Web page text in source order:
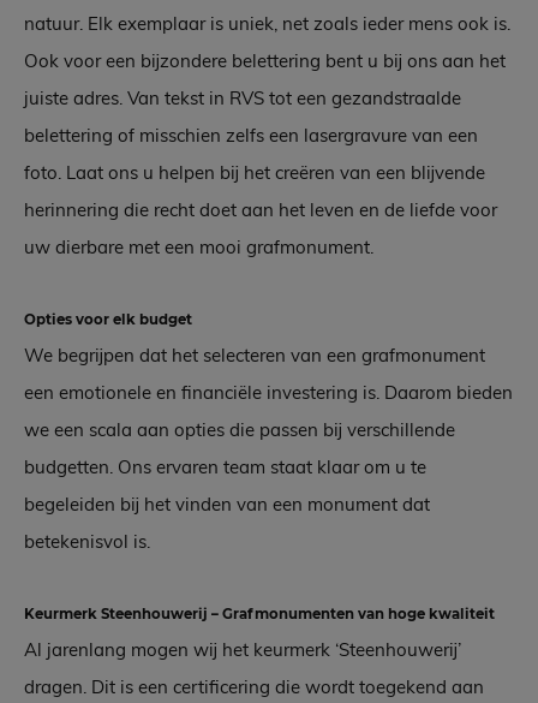
natuur. Elk exemplaar is uniek, net zoals ieder mens ook is.
Ook voor een bijzondere belettering bent u bij ons aan het
juiste adres. Van tekst in RVS tot een gezandstraalde
belettering of misschien zelfs een lasergravure van een
foto. Laat ons u helpen bij het creëren van een blijvende
herinnering die recht doet aan het leven en de liefde voor
uw dierbare met een mooi grafmonument.
Opties voor elk budget
We begrijpen dat het selecteren van een grafmonument
een emotionele en financiële investering is. Daarom bieden
we een scala aan opties die passen bij verschillende
budgetten. Ons ervaren team staat klaar om u te
begeleiden bij het vinden van een monument dat
betekenisvol is.
Keurmerk Steenhouwerij – Grafmonumenten van hoge kwaliteit
Al jarenlang mogen wij het keurmerk ‘Steenhouwerij’
dragen. Dit is een certificering die wordt toegekend aan